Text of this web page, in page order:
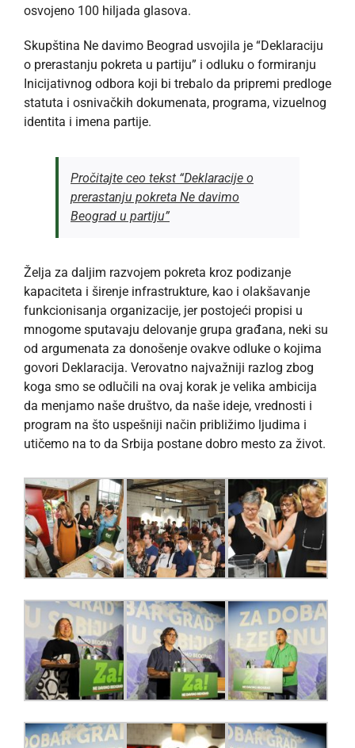
osvojeno 100 hiljada glasova.
Skupština Ne davimo Beograd usvojila je “Deklaraciju
o prerastanju pokreta u partiju” i odluku o formiranju
Inicijativnog odbora koji bi trebalo da pripremi predloge
statuta i osnivačkih dokumenata, programa, vizuelnog
identita i imena partije.
Pročitajte ceo tekst “Deklaracije o
prerastanju pokreta Ne davimo
Beograd u partiju”
Želja za daljim razvojem pokreta kroz podizanje
kapaciteta i širenje infrastrukture, kao i olakšavanje
funkcionisanja organizacije, jer postojeći propisi u
mnogome sputavaju delovanje grupa građana, neki su
od argumenata za donošenje ovakve odluke o kojima
govori Deklaracija. Verovatno najvažniji razlog zbog
koga smo se odlučili na ovaj korak je velika ambicija
da menjamo naše društvo, da naše ideje, vrednosti i
program na što uspešniji način približimo ljudima i
utičemo na to da Srbija postane dobro mesto za život.